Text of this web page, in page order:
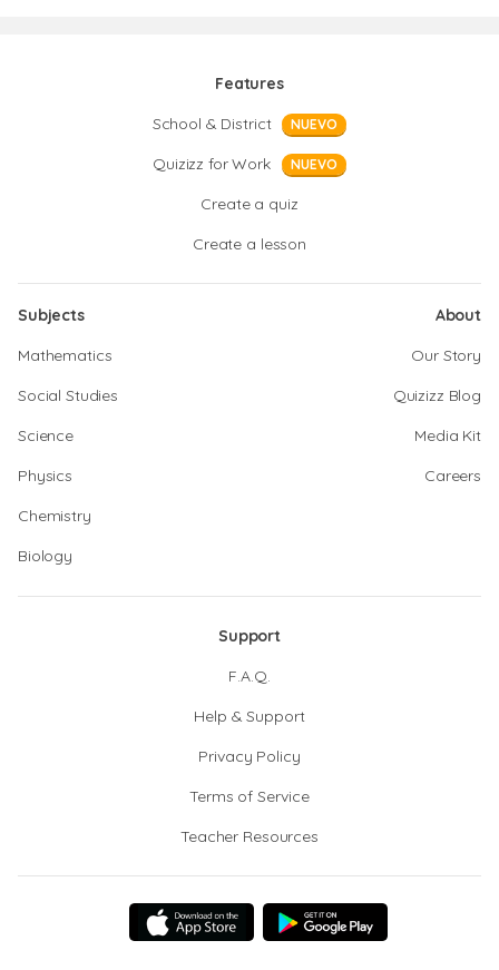
Features
School & District
NUEVO
Quizizz for Work NUEVO
Create a quiz
Create a lesson
Subjects
Mathematics
Social Studies
Science
Physics
Chemistry
Biology
About
Our Story
Quizizz Blog
Media Kit
Careers
Support
F.A.Q.
Help & Support
Privacy Policy
Terms of Service
Teacher Resources